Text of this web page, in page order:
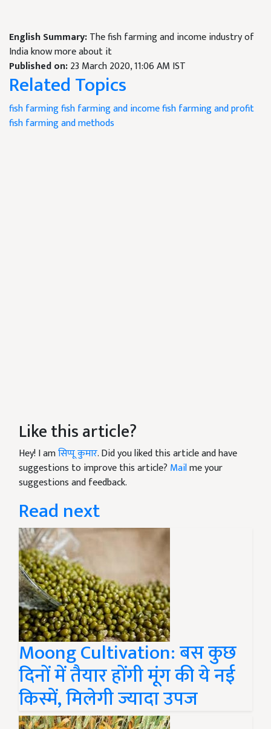
English Summary:The fish farming and income industry of
India know more about it
Published on:23 March 2020, 11:06 AM IST
Related Topics
fish farmingfish farming and incomefish farming and profit
fish farming and methods
Like this article?
Hey! I amसिप्पू कुमार. Did you liked this article and have
suggestions to improve this article? Mailme your
suggestions and feedback.
Read next
Moong Cultivation: बस कुछ
दिनों में तैयार होंगी मूंग की ये नई
किस्में, मिलेगी ज्यादा उपज